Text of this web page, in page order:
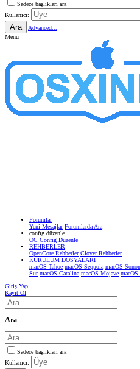
Sadece başlıkları ara
Kullanıcı:
Ara
Advanced...
Menü
Forumlar
Yeni Mesajlar Forumlarda Ara
confıg düzenle
OC Config Düzenle
REHBERLER
OpenCore Rehberler Clover Rehberler
KURULUM DOSYALARI
macOS Tahoe macOS Sequoia macOS
Sur macOS Catalina macOS Mojave
Giriş Yap
Kayıt Ol
Ara
Sadece başlıkları ara
Kullanıcı: